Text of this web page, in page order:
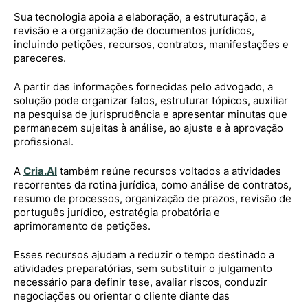
Sua tecnologia apoia a elaboração, a estruturação, a
revisão e a organização de documentos jurídicos,
incluindo petições, recursos, contratos, manifestações e
pareceres.
A partir das informações fornecidas pelo advogado, a
solução pode organizar fatos, estruturar tópicos, auxiliar
na pesquisa de jurisprudência e apresentar minutas que
permanecem sujeitas à análise, ao ajuste e à aprovação
profissional.
A Cria.AI também reúne recursos voltados a atividades
recorrentes da rotina jurídica, como análise de contratos,
resumo de processos, organização de prazos, revisão de
português jurídico, estratégia probatória e
aprimoramento de petições.
Esses recursos ajudam a reduzir o tempo destinado a
atividades preparatórias, sem substituir o julgamento
necessário para definir tese, avaliar riscos, conduzir
negociações ou orientar o cliente diante das